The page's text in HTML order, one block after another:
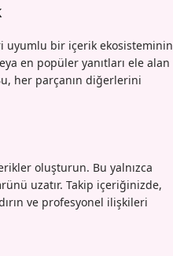
uyumlu bir içerik ekosisteminin
en popüler yanıtları ele alan
her parçanın diğerlerini
oluşturun. Bu yalnızca
uzatır. Takip içeriğinizde,
ve profesyonel ilişkileri